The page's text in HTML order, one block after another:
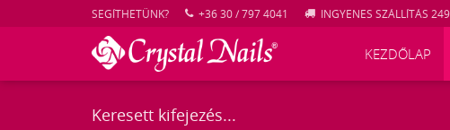
SEGÍTHETÜNK? +36 30 / 797 4041 INGYENES SZÁLLÍTÁS
KEZDŐLAP